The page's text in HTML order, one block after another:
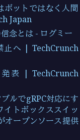
ボットではなく人間
Japan
念とは - ログミー
止へ | TechCrunch
表 | TechCrunch
ルでgRPC対応にす
トボックススイッ
オープンソース提供